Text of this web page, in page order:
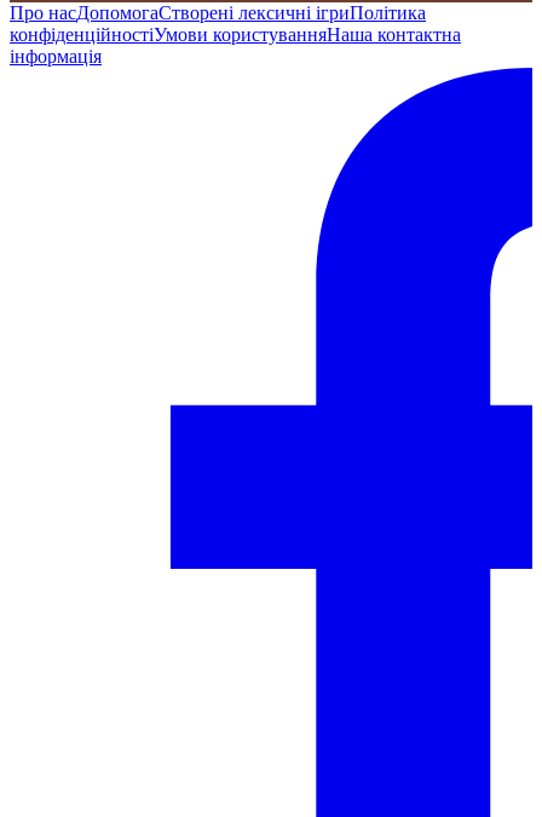
Про насДопомогаСтворені лексичні ігриПолітика
конфіденційностіУмови користуванняНаша контактна
інформація